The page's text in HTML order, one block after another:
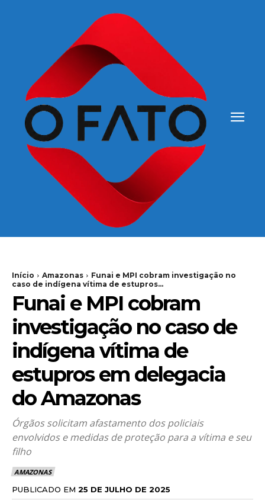
Início Amazonas
Funai e MPI cobram investigação no
caso de indígena vítima de estupros...
Funai e MPI cobram
investigação no caso de
indígena vítima de
estupros em delegacia
do Amazonas
Órgãos solicitam afastamento dos policiais
envolvidos e medidas de proteção para a vítima e seu
filho
AMAZONAS
PUBLICADO EM 25 DE JULHO DE 2025